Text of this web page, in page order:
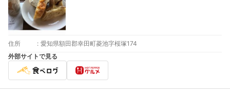
住所 : 愛知県額田郡幸田町菱池字桜塚174
外部サイトで見る